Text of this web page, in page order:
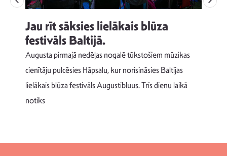
Jau rīt sāksies lielākais blūza
festivāls Baltijā.
Augusta pirmajā nedēļas nogalē tūkstošiem mūzikas
cienītāju pulcēsies Hāpsalu, kur norisināsies Baltijas
lielākais blūza festivāls Augustibluus. Trīs dienu laikā
notiks